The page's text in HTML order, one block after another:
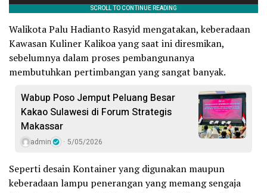
Walikota Palu Hadianto Rasyid mengatakan, keberadaan
Kawasan Kuliner Kalikoa yang saat ini diresmikan,
sebelumnya dalam proses pembangunanya
membutuhkan pertimbangan yang sangat banyak.
Wabup Poso Jemput Peluang Besar
Kakao Sulawesi di Forum Strategis
Makassar
admin 5/05/2026
Seperti desain Kontainer yang digunakan maupun
keberadaan lampu penerangan yang memang sengaja